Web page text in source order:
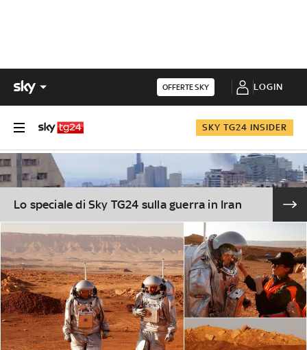
OFFERTE SKY LOGIN
SKY TG24 INSIDER
Lo speciale di Sky TG24 sulla guerra in Iran